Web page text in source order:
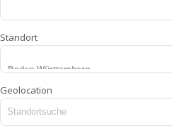
Standort
Geolocation